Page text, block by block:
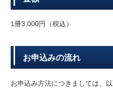
1冊3,000円（税込）
お申込みの流れ
お申込み方法につきましては、